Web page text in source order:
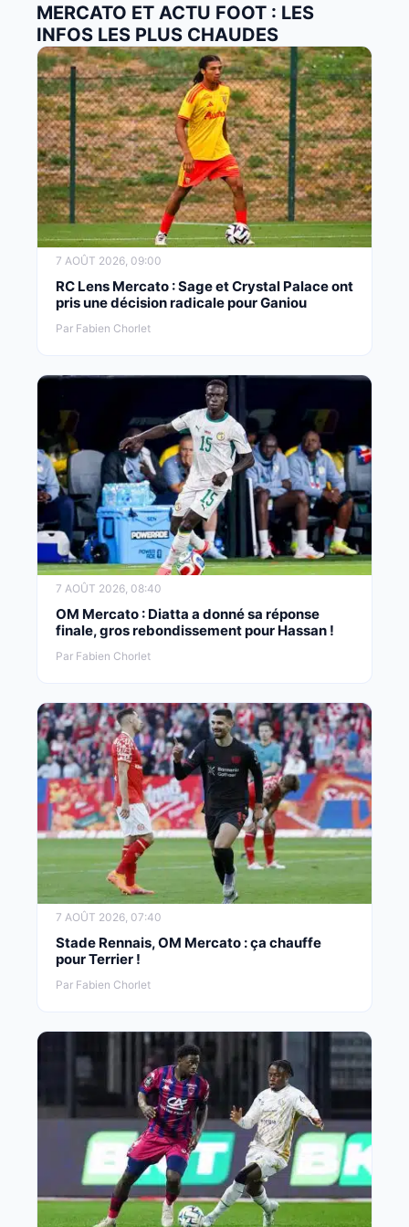
MERCATO ET ACTU FOOT : LES
INFOS LES PLUS CHAUDES
7 AOÛT 2026, 09:00
RC Lens Mercato : Sage et Crystal Palace ont
pris une décision radicale pour Ganiou
Par Fabien Chorlet
7 AOÛT 2026, 08:40
OM Mercato : Diatta a donné sa réponse
finale, gros rebondissement pour Hassan !
Par Fabien Chorlet
7 AOÛT 2026, 07:40
Stade Rennais, OM Mercato : ça chauffe
pour Terrier !
Par Fabien Chorlet